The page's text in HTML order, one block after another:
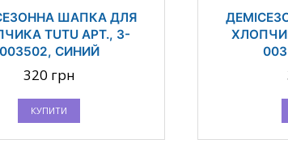
ШАПКА ДЛЯ
TUTU АРТ., 3-
СИНИЙ
320 грн
КУПИТИ